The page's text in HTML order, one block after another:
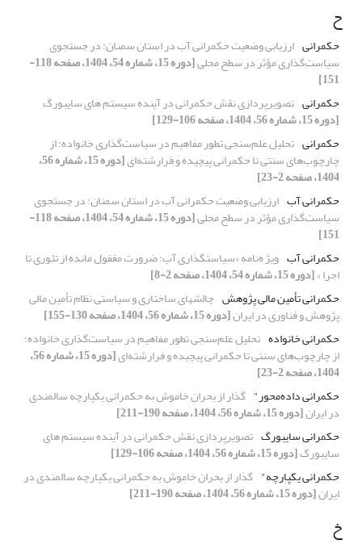
ح
حکمرانی ارزیابی وضعیت حکمرانی آب در استان سمنان: در جستجوی
سیاست‌گذاری مؤثر در سطح محلی [دوره 15، شماره 54، 1404، صفحه 118-
151]
حکمرانی تصویرپردازی نقش حکمرانی در آینده سیستم های سایبورگ
[دوره 15، شماره 56، 1404، صفحه 106-129]
حکمرانی تحلیل علم‌سنجی تطور مفاهیم در سیاست‌گذاری خانواده؛ از
چارچوب‌های سنتی تا حکمرانی پیچیده و فرارشته‌ای [دوره 15، شماره 56،
1404، صفحه 2-23]
حکمرانی آب ارزیابی وضعیت حکمرانی آب در استان سمنان: در جستجوی
سیاست‌گذاری مؤثر در سطح محلی [دوره 15، شماره 54، 1404، صفحه 118-
151]
حکمرانی آب ویژ ه‌نامه «سیاستگذاری آب: ضرورت مغفول مانده از تئوری تا
اجرا »[دوره 15، شماره 54، 1404، صفحه 2-8]
حکمرانی تأمین مالی پژوهش چالش‏های ساختاری و سیاستی نظام تأمین مالی
پژوهش و فناوری در ایران[دوره 15، شماره 56، 1404، صفحه 130-155]
حکمرانی خانواده تحلیل علم‌سنجی تطور مفاهیم در سیاست‌گذاری خانواده؛
از چارچوب‌های سنتی تا حکمرانی پیچیده و فرارشته‌ای [دوره 15، شماره 56،
1404، صفحه 2-23]
حکمرانی داده‌محور" گذار از بحران خاموش به حکمرانی یکپارچه سالمندی
در ایران[دوره 15، شماره 56، 1404، صفحه 190-211]
حکمرانی سایبورگ تصویرپردازی نقش حکمرانی در آینده سیستم های
سایبورگ[دوره 15، شماره 56، 1404، صفحه 106-129]
حکمرانی یکپارچه" گذار از بحران خاموش به حکمرانی یکپارچه سالمندی در
ایران[دوره 15، شماره 56، 1404، صفحه 190-211]
خ